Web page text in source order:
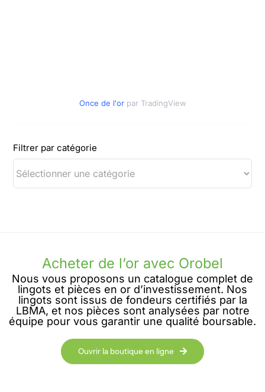
Once de l'or par TradingView
Filtrer par catégorie
Acheter de l’or avec Orobel
Nous vous proposons un catalogue complet de
lingots et pièces en or d’investissement. Nos
lingots sont issus de fondeurs certifiés par la
LBMA, et nos pièces sont analysées par notre
équipe pour vous garantir une qualité boursable.
Ouvrir la boutique en ligne